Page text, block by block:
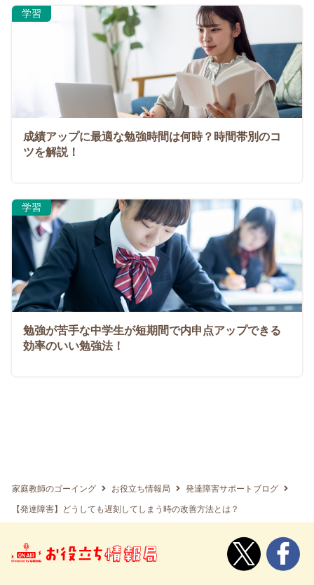
家庭教師のゴーイング お役立ち情報局 発達障害サポートブログ
【発達障害】どうしても遅刻してしまう時の改善方法とは？
成績アップに最適な勉強時間は何時？時間帯別のコ
ツを解説！
学習
勉強が苦手な中学生が短期間で内申点アップできる
効率のいい勉強法！
学習